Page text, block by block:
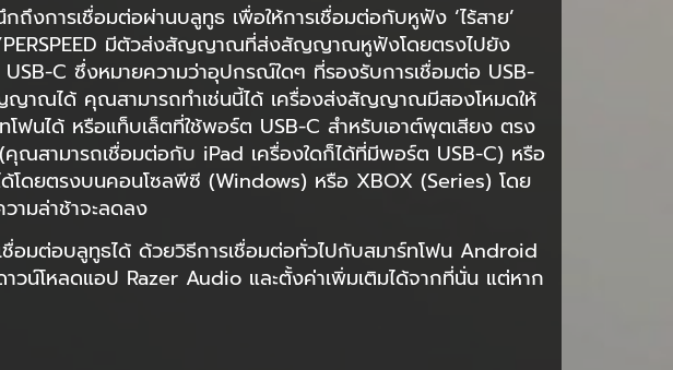
งการเชื่อมต่อผ่านบลูทูธ เพื่อให้การเชื่อมต่อกับหูฟัง ‘ไร้สาย’
มีตัวส่งสัญญาณที่ส่งสัญญาณหูฟังโดยตรงไปยัง
C ซึ่งหมายความว่าอุปกรณ์ใดๆ ที่รองรับการเชื่อมต่อ USB-
ญาณได้ คุณสามารถทำเช่นนี้ได้ เครื่องส่งสัญญาณมีสองโหมดให้
ฟนได้ หรือแท็บเล็ตที่ใช้พอร์ต USB-C สำหรับเอาต์พุตเสียง ตรง
ามารถเชื่อมต่อกับ iPad เครื่องใดก็ได้ที่มีพอร์ต USB-C) หรือ
ดยตรงบนคอนโซลพีซี (Windows) หรือ XBOX (Series) โดย
ามล่าช้าจะลดลง
ชื่อมต่อบลูทูธได้ ด้วยวิธีการเชื่อมต่อทั่วไปกับสมาร์ทโฟน Android
น์โหลดแอป Razer Audio และตั้งค่าเพิ่มเติมได้จากที่นั่น แต่หาก